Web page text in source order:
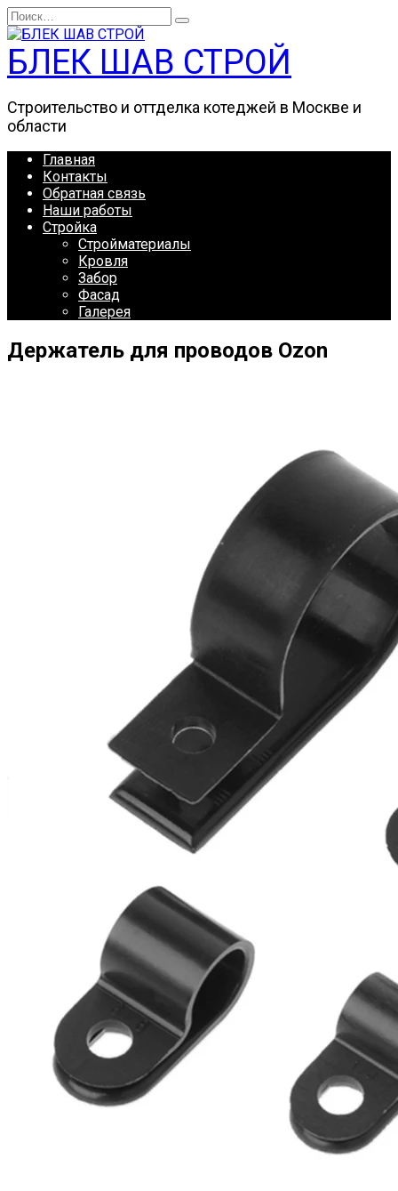
Перейти
к
содержанию
Search
for:
БЛЕК ШАВ СТРОЙ
Строительство и оттделка котеджей в Москве и
области
Главная
Контакты
Обратная связь
Наши работы
Стройка
Стройматериалы
Кровля
Забор
Фасад
Галерея
Держатель для проводов Ozon